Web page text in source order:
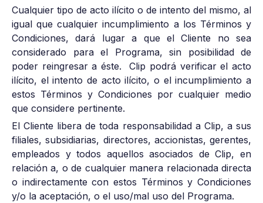
Cualquier tipo de acto ilícito o de intento del mismo, al
igual que cualquier incumplimiento a los Términos y
Condiciones, dará lugar a que el Cliente no sea
considerado para el Programa, sin posibilidad de
poder reingresar a éste. Clip podrá verificar el acto
ilícito, el intento de acto ilícito, o el incumplimiento a
estos Términos y Condiciones por cualquier medio
que considere pertinente.
El Cliente libera de toda responsabilidad a Clip, a sus
filiales, subsidiarias, directores, accionistas, gerentes,
empleados y todos aquellos asociados de Clip, en
relación a, o de cualquier manera relacionada directa
o indirectamente con estos Términos y Condiciones
y/o la aceptación, o el uso/mal uso del Programa.